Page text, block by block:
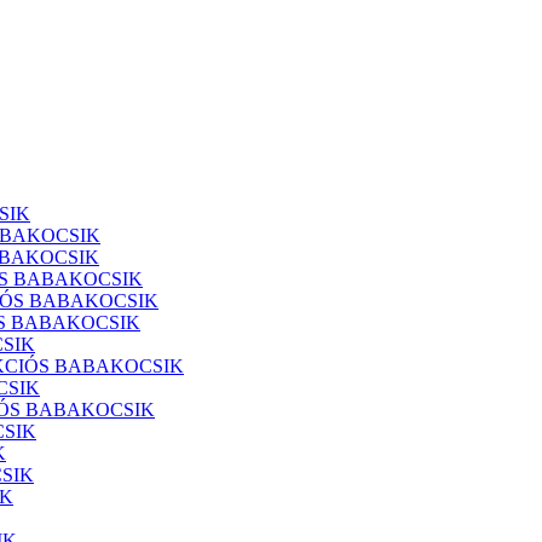
BABAKOCSIK
BABAKOCSIK
BABAKOCSIK
BABAKOCSIK
BABAKOCSIK